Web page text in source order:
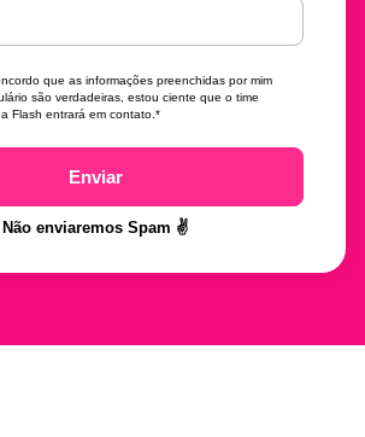
que as informações preenchidas por mim
são verdadeiras, estou ciente que o time
Flash entrará em contato. *
Enviar
Não enviaremos Spam ✌️